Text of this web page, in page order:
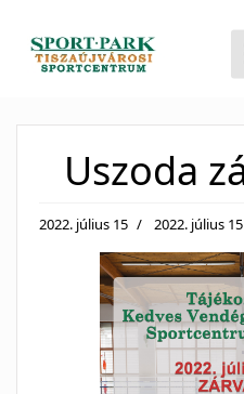
Uszoda
2022. július 15 2022. július 15